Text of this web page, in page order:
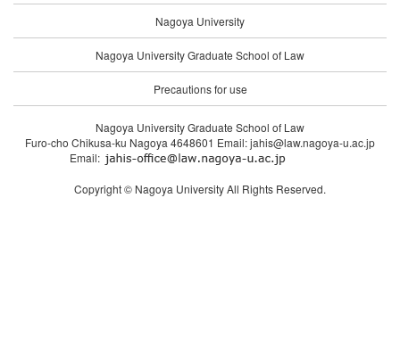
Nagoya University
Nagoya University Graduate School of Law
Precautions for use
Nagoya University Graduate School of Law
Furo-cho Chikusa-ku Nagoya 4648601 Email: jahis@law.nagoya-u.ac.jp
Email:
Copyright © Nagoya University All Rights Reserved.